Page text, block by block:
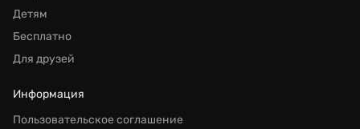
Детям
Бесплатно
Для друзей
Информация
Пользовательское соглашение